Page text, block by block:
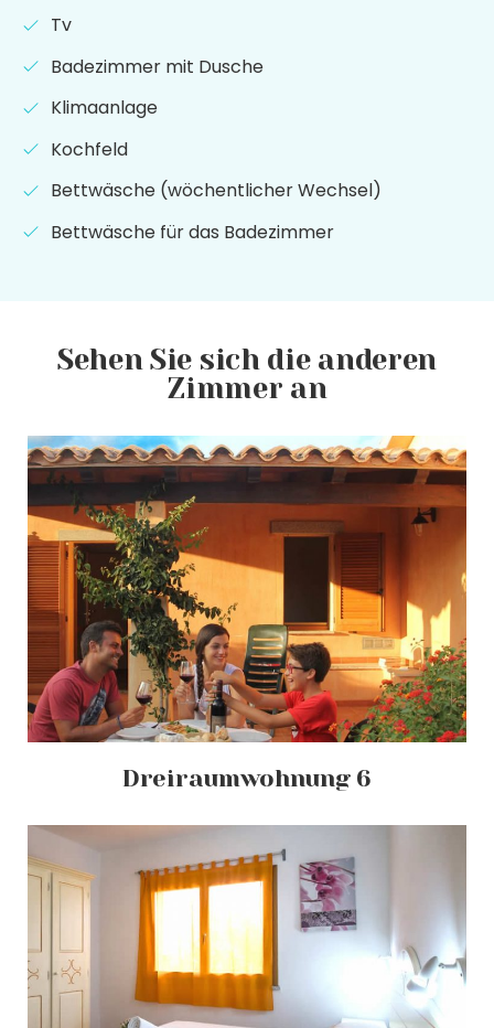
Tv
Badezimmer mit Dusche
Klimaanlage
Kochfeld
Bettwäsche (wöchentlicher Wechsel)
Bettwäsche für das Badezimmer
Sehen Sie sich die anderen
Zimmer an
Dreiraumwohnung 6